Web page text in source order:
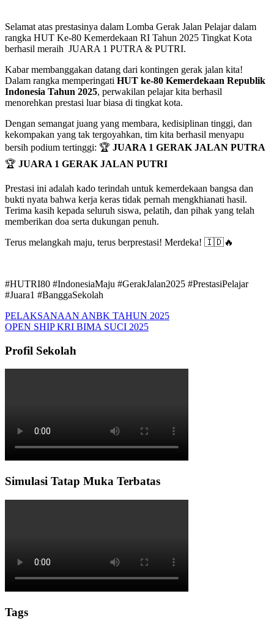
Selamat atas prestasinya dalam Lomba Gerak Jalan Pelajar dalam
rangka HUT Ke-80 Kemerdekaan RI Tahun 2025 Tingkat Kota
berhasil meraih JUARA 1 PUTRA & PUTRI.
Kabar membanggakan datang dari kontingen gerak jalan kita!
Dalam rangka memperingati HUT ke-80 Kemerdekaan Republik
Indonesia Tahun 2025, perwakilan pelajar kita berhasil
menorehkan prestasi luar biasa di tingkat kota.
Dengan semangat juang yang membara, kedisiplinan tinggi, dan
kekompakan yang tak tergoyahkan, tim kita berhasil menyapu
bersih podium tertinggi: 🏆 JUARA 1 GERAK JALAN PUTRA
🏆 JUARA 1 GERAK JALAN PUTRI
Prestasi ini adalah kado terindah untuk kemerdekaan bangsa dan
bukti nyata bahwa kerja keras tidak pernah mengkhianati hasil.
Terima kasih kepada seluruh siswa, pelatih, dan pihak yang telah
memberikan doa serta dukungan penuh.
Terus melangkah maju, terus berprestasi! Merdeka! 🇮🇩🔥
#HUTRI80 #IndonesiaMaju #GerakJalan2025 #PrestasiPelajar
#Juara1 #BanggaSekolah
PELAKSANAAN ANBK TAHUN 2025
OPEN SHIP KRI BIMA SUCI 2025
Profil Sekolah
Simulasi Tatap Muka Terbatas
Tags